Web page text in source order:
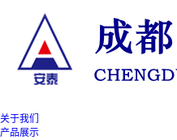
关于我们
产品展示